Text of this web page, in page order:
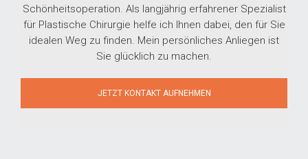
Schönheitsoperation. Als langjährig erfahrener Spezialist
für Plastische Chirurgie helfe ich Ihnen dabei, den für Sie
idealen Weg zu finden. Mein persönliches Anliegen ist
Sie glücklich zu machen.
JETZT KONTAKT AUFNEHMEN